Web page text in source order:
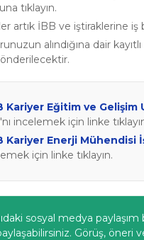
tıklayın.
artık İBB ve iştiraklerine iş
alındığına dair
Kariyer Eğitim ve Gelişim
'nı incelemek için linke
Kariyer Enerji Mühendisi
için linke tıklayın.
sosyal medya paylaşım
Görüş, öneri